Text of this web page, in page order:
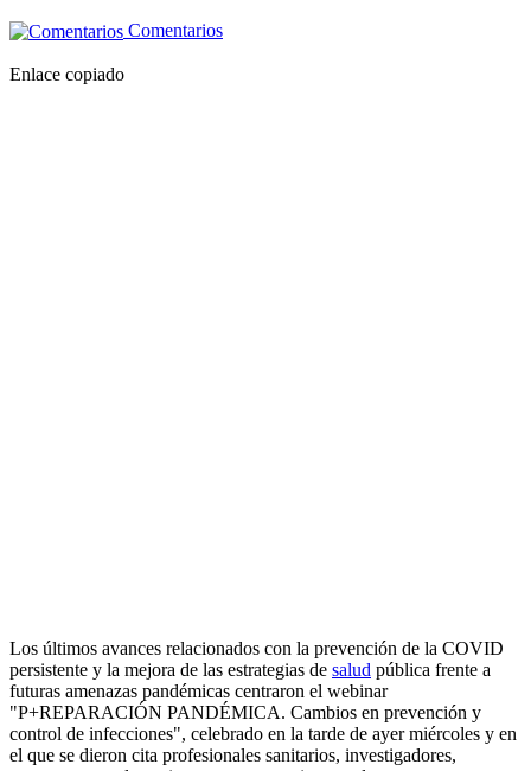
Comentarios
Enlace copiado
Los últimos avances relacionados con la prevención de la COVID
persistente y la mejora de las estrategias de salud pública frente a
futuras amenazas pandémicas centraron el webinar
"P+REPARACIÓN PANDÉMICA. Cambios en prevención y
control de infecciones", celebrado en la tarde de ayer miércoles y en
el que se dieron cita profesionales sanitarios, investigadores,